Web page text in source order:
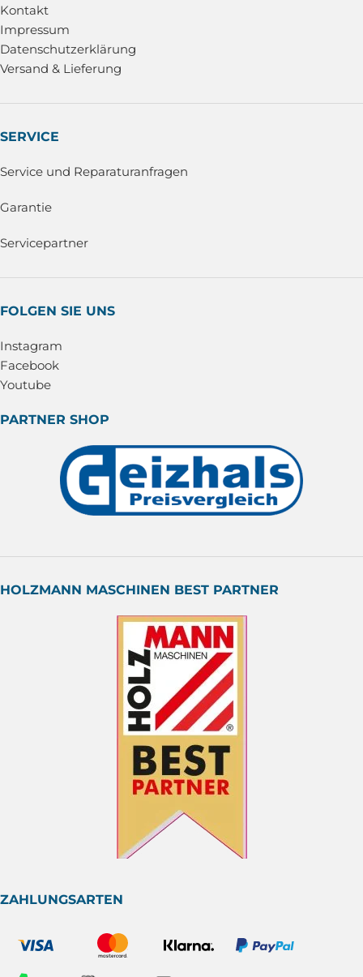
Kontakt
Impressum
Datenschutzerklärung
Versand & Lieferung
SERVICE
Service und Reparaturanfragen
Garantie
Servicepartner
FOLGEN SIE UNS
Instagram
Facebook
Youtube
PARTNER SHOP
HOLZMANN MASCHINEN BEST PARTNER
ZAHLUNGSARTEN